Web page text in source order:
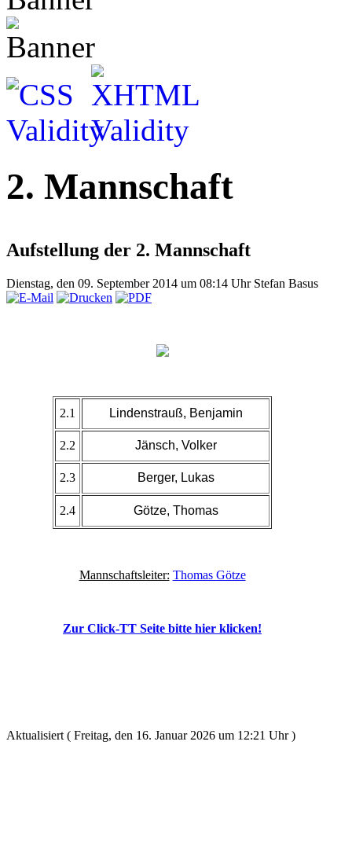
2. Mannschaft
Aufstellung der 2. Mannschaft
Dienstag, den 09. September 2014 um 08:14 Uhr Stefan Basus
2.1 Lindenstrauß, Benjamin
2.2 Jänsch, Volker
2.3 Berger, Lukas
2.4 Götze, Thomas
Mannschaftsleiter: Thomas Götze
Zur Click-TT Seite bitte hier klicken!
Aktualisiert ( Freitag, den 16. Januar 2026 um 12:21 Uhr )